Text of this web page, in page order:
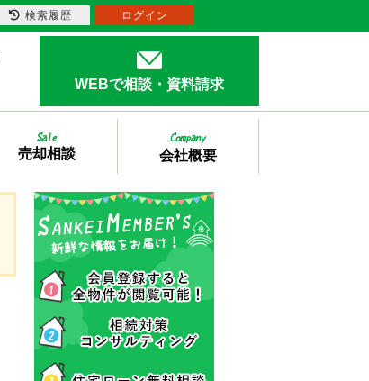
WEBで相談・資料請求
売却相談 会社概要
検索履歴 ログイン